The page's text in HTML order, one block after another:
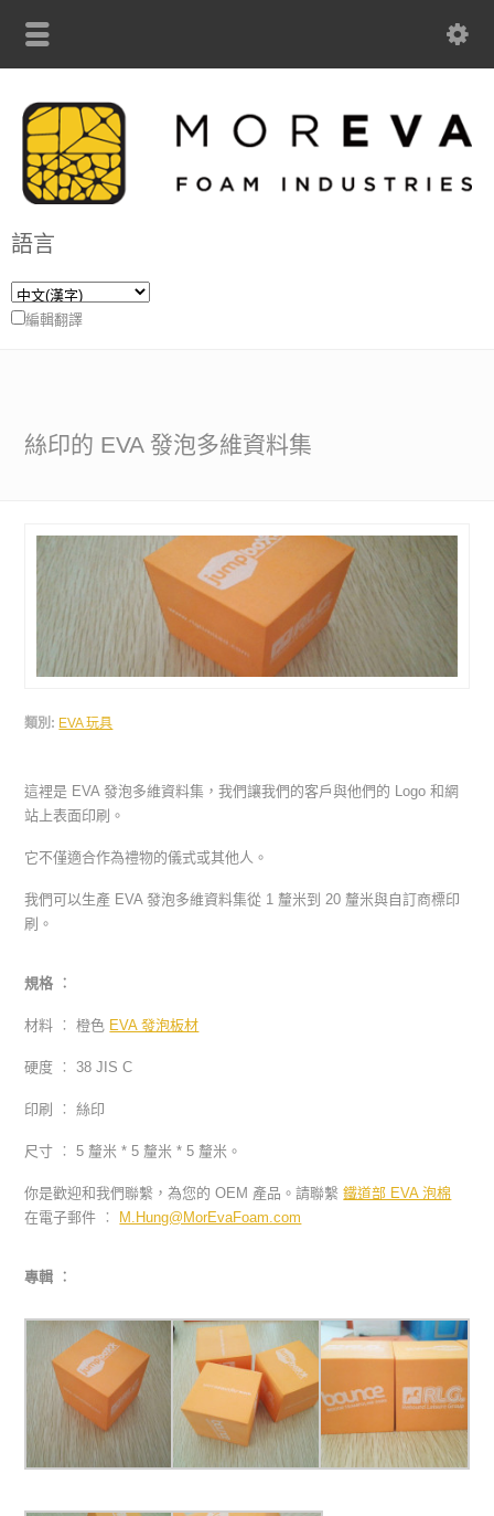
語言
編輯翻譯
絲印的 EVA 發泡多維資料集
類別: EVA 玩具
這裡是 EVA 發泡多維資料集，我們讓我們的客戶與他們的 Logo 和網
站上表面印刷。
它不僅適合作為禮物的儀式或其他人。
我們可以生產 EVA 發泡多維資料集從 1 釐米到 20 釐米與自訂商標印
刷。
規格 ︰
材料 ︰ 橙色 EVA 發泡板材
硬度 ︰ 38 JIS C
印刷 ︰ 絲印
尺寸 ︰ 5 釐米 * 5 釐米 * 5 釐米。
你是歡迎和我們聯繫，為您的 OEM 產品。請聯繫鐵道部 EVA 泡棉
在電子郵件 ︰ M.Hung@MorEvaFoam.com
專輯 ︰